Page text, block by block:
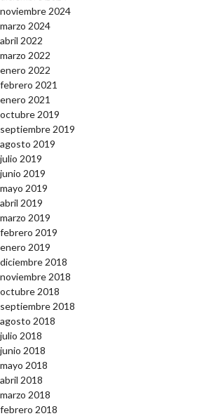
noviembre 2024
marzo 2024
abril 2022
marzo 2022
enero 2022
febrero 2021
enero 2021
octubre 2019
septiembre 2019
agosto 2019
julio 2019
junio 2019
mayo 2019
abril 2019
marzo 2019
febrero 2019
enero 2019
diciembre 2018
noviembre 2018
octubre 2018
septiembre 2018
agosto 2018
julio 2018
junio 2018
mayo 2018
abril 2018
marzo 2018
febrero 2018